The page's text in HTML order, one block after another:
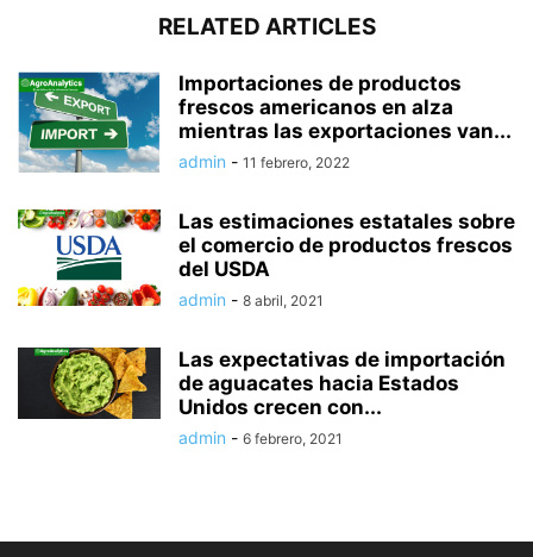
RELATED ARTICLES
Importaciones de productos
frescos americanos en alza
mientras las exportaciones van...
admin - 11 febrero, 2022
Las estimaciones estatales sobre
el comercio de productos frescos
del USDA
admin - 8 abril, 2021
Las expectativas de importación
de aguacates hacia Estados
Unidos crecen con...
admin - 6 febrero, 2021